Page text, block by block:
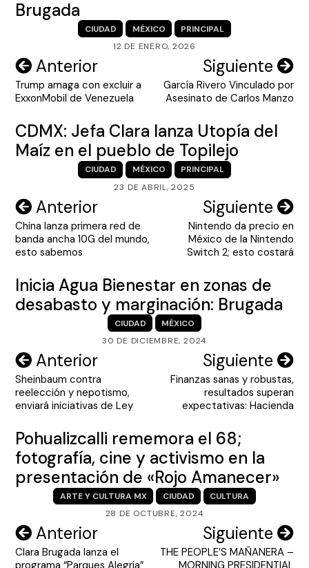
Brugada
CIUDAD MÉXICO
PRINCIPAL
12 DE ENERO, 2026
Navegación
de
Anterior
Trump amaga con excluir a
ExxonMobil de Venezuela
Siguiente
García Rivero Vinculado por
Asesinato de Carlos Manzo
CDMX: Jefa Clara lanza Utopía del
Maíz en el pueblo de Topilejo
CIUDAD MÉXICO
PRINCIPAL
23 DE ABRIL, 2025
Navegación
de
entradas
Anterior
China lanza primera red de
banda ancha 10G del mundo,
esto sabemos
Siguiente
Nintendo da precio en
México de la Nintendo
Switch 2; esto costará
Inicia Agua Bienestar en zonas de
desabasto y marginación: Brugada
CIUDAD
MÉXICO
30 DE DICIEMBRE, 2024
Navegación
de
entradas
Anterior
Sheinbaum contra
reelección y nepotismo,
enviará iniciativas de Ley
Siguiente
Finanzas sanas y robustas,
resultados superan
expectativas: Hacienda
Pohualizcalli rememora el 68;
fotografía, cine y activismo en la
presentación de «Rojo Amanecer»
ARTE Y CULTURA MX CIUDAD
CULTURA
28 DE OCTUBRE, 2024
Navegación
de
Anterior
Clara Brugada lanza el
Siguiente
THE PEOPLE’S MAÑANERA –